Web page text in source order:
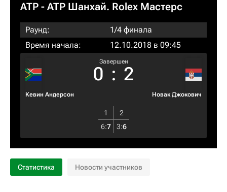
ATP - ATP Шанхай. Rolex Мастерс
Раунд:
1/4 финала
Время начала:
12.10.2018 в 09:45
Кевин Андерсон
Завершен
0 : 2
Новак Джокович
1
2
6:7 3:6
Статистика Новости участников